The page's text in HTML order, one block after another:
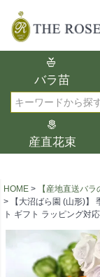
バラ苗
産直花束
在庫
在庫ありのみ
検索
HOME 【産地直送バラ
【大沼ばら園 (山形)
ト ギフト ラッピング対